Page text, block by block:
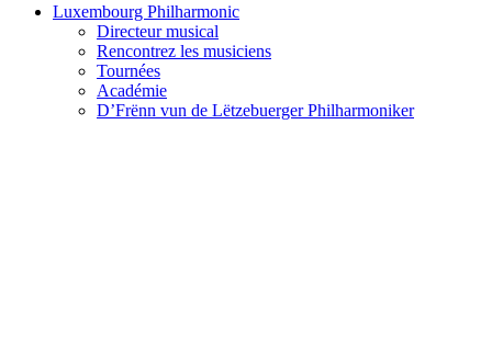
Luxembourg Philharmonic
Directeur musical
Rencontrez les musiciens
Tournées
Académie
D’Frënn vun de Lëtzebuerger Philharmoniker